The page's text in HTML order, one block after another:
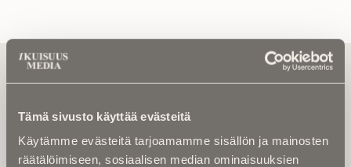
Tämä sivusto käyttää evästeitä
Käytämme evästeitä tarjoamamme sisällön ja mainosten
räätälöimiseen, sosiaalisen median ominaisuuksien
Tilaa uutiskirje - Pääset heti parhaiden
artikkelien pariin!
Kirjoita alle sähköpostiosoitteesi niin saat kaksi kertaa
etteivät kiinnostavat artikkelit jää huomaamatta.
Uutiskirje on maksuton eikä se velvoita mihinkään.